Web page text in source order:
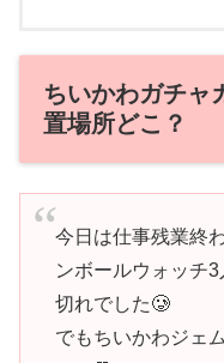
ちいかわガチャ
置場所どこ？
今日は仕事残業終
ンボールウォッチ
切れでした🥲
でもちいかわジェ